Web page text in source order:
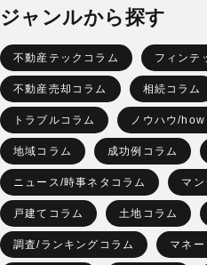
ジャンルから探す
不動産テックコラム フィンテ
不動産売却コラム 相続コラム
トラブルコラム ノウハウ/
地域コラム 成功例コラム
ニュース/時事ネタコラム マ
戸建てコラム 土地コラム
調査/ランキングコラム マネー